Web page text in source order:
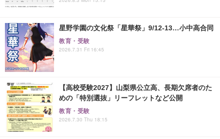
星野学園の文化祭「星華祭」9/12-13…小中高合同
教育・受験
2026.7.31 Fri 16:45
【高校受験2027】山梨県公立高、長期欠席者のた
めの「特別選抜」リーフレットなど公開
教育・受験
2026.7.30 Thu 18:15